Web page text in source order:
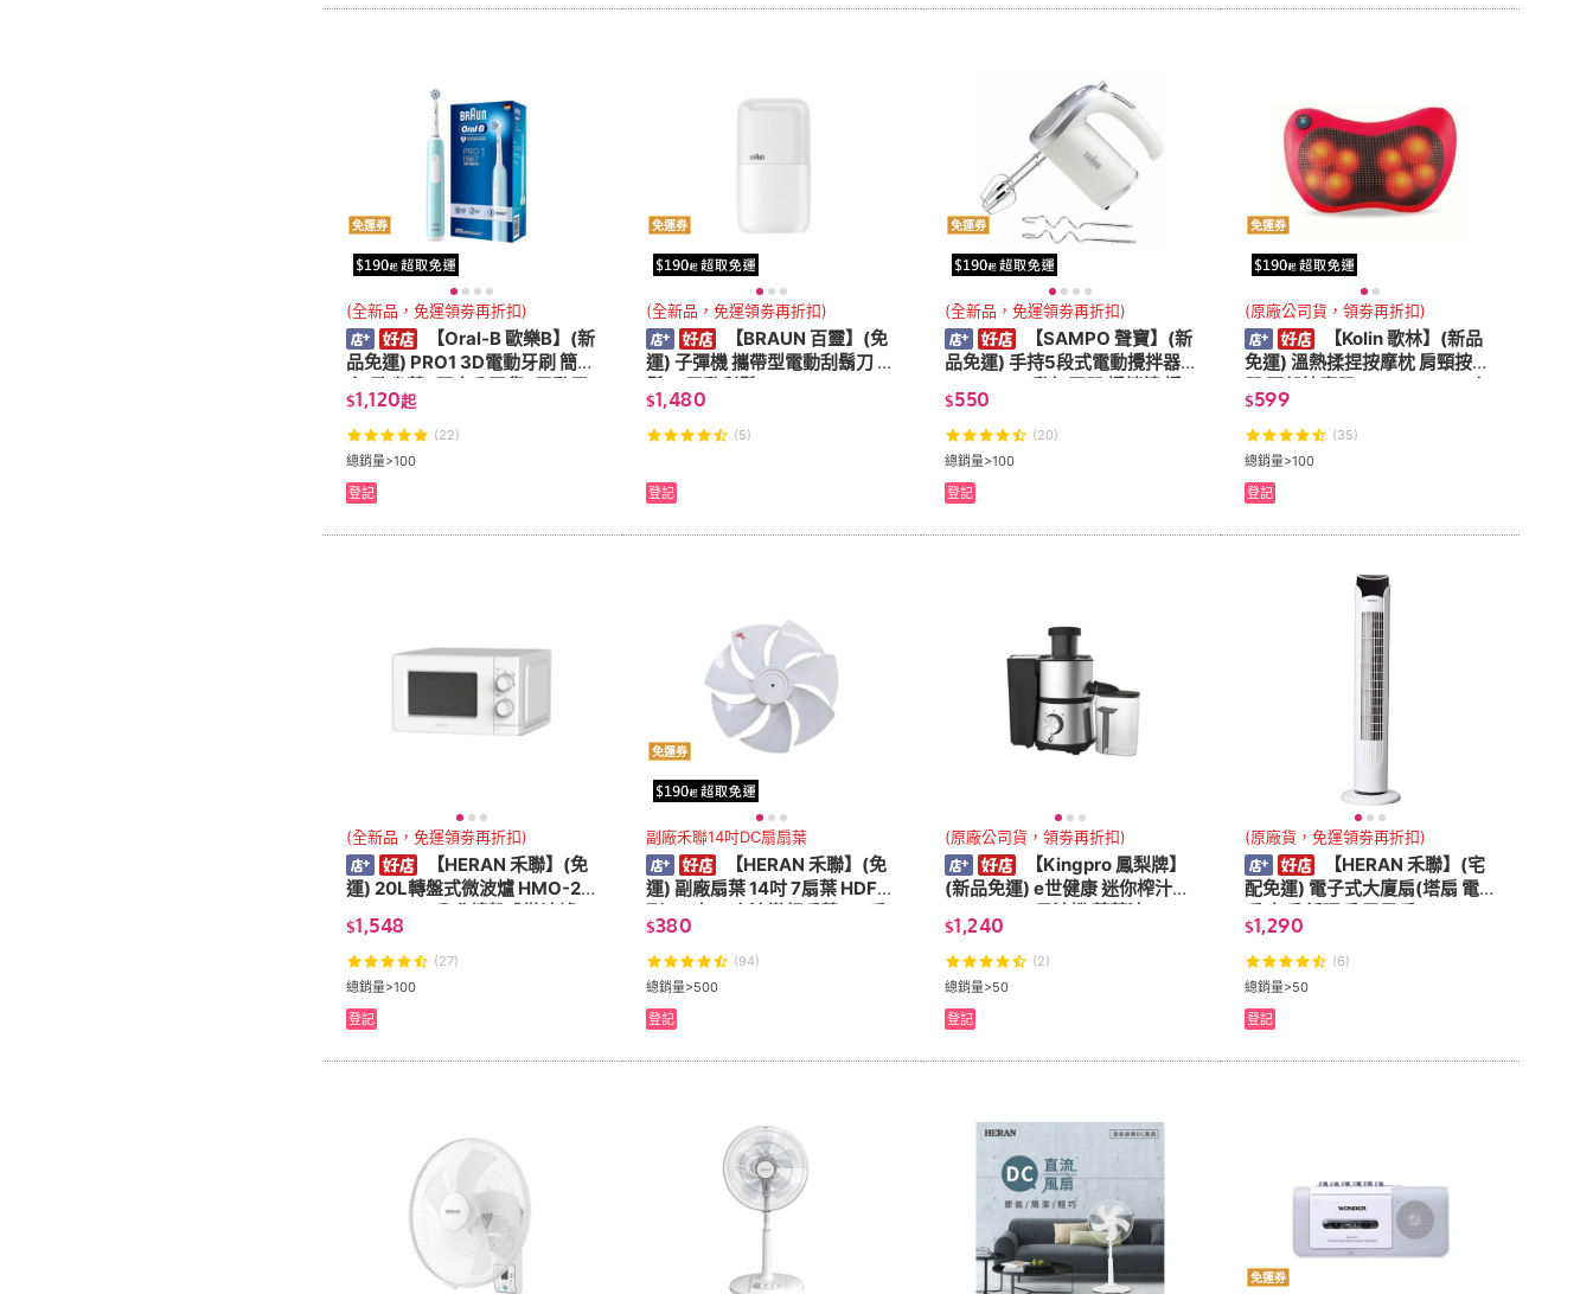
免運券
(全新品，免運領劵再折扣)
【Oral-B 歐樂B】(新
品免運) PRO1 3D電動牙刷 簡約
白/孔雀藍 (原廠公司貨) 電動牙
刷 牙刷
$1,120起
(22)
總銷量>100
登記
免運券
(全新品，免運領劵再折扣)
【BRAUN 百靈】(免
運) 子彈機 攜帶型電動刮鬍刀 電
鬍刀 電動刮鬍刀 M1010/M101
1/M1012 刮鬍刀
$1,480
(5)
登記
免運券
(全新品，免運領劵再折扣)
【SAMPO 聲寶】(新
品免運) 手持5段式電動攪拌器 Z
S-L6201L 動打蛋器 攪拌棒 攪
拌機 打蛋機 打泡器
$550
(20)
總銷量>100
登記
免運券
(原廠公司貨，領劵再折扣)
【Kolin 歌林】(新品
免運) 溫熱揉捏按摩枕 肩頸按摩
器 腰部按摩器 KMA-HC100 車
家兩用
$599
(35)
總銷量>100
登記
(全新品，免運領劵再折扣)
【HERAN 禾聯】(免
運) 20L轉盤式微波爐 HMO-20
MD01T 20公升轉盤式微波爐 7
60W 5段火力
$1,548
(27)
總銷量>100
登記
免運券
副廠禾聯14吋DC扇扇葉
【HERAN 禾聯】(免
運) 副廠扇葉 14吋 7扇葉 HDF系
列 14吋DC直流變頻扇葉 DC扇
葉 風扇葉片 風扇扇葉
$380
(94)
總銷量>500
登記
(原廠公司貨，領劵再折扣)
【Kingpro 鳳梨牌】
(新品免運) e世健康 迷你榨汁機
EX-001SS 果汁機 蔬菜汁
$1,240
(2)
總銷量>50
登記
(原廠貨，免運領劵再折扣)
【HERAN 禾聯】(宅
配免運) 電子式大廈扇(塔扇 電
扇 立扇 循環扇 電風扇 HRF-32
TP020)
$1,290
(6)
總銷量>50
登記
免運券